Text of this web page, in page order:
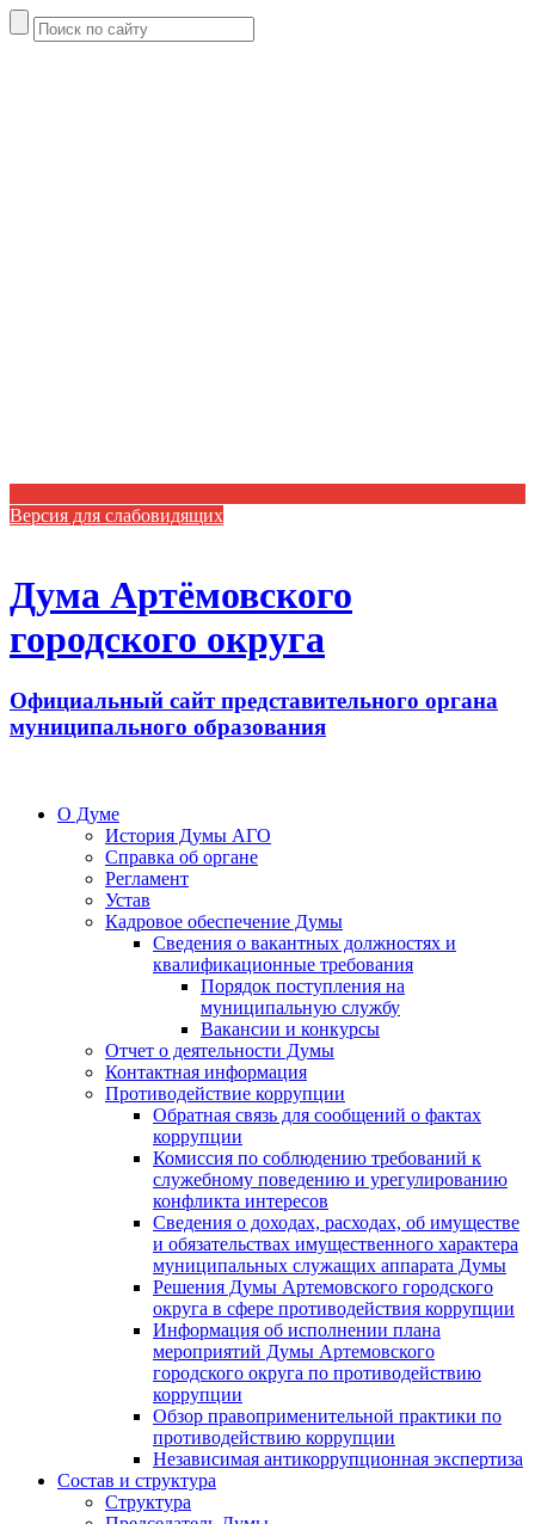
Версия для слабовидящих
Дума Артёмовского
городского округа
Официальный сайт представительного органа
муниципального образования
О Думе
История Думы АГО
Справка об органе
Регламент
Устав
Кадровое обеспечение Думы
Сведения о вакантных должностях и
квалификационные требования
Порядок поступления на
муниципальную службу
Вакансии и конкурсы
Отчет о деятельности Думы
Контактная информация
Противодействие коррупции
Обратная связь для сообщений о фактах
коррупции
Комиссия по соблюдению требований к
служебному поведению и урегулированию
конфликта интересов
Сведения о доходах, расходах, об имуществе
и обязательствах имущественного характера
муниципальных служащих аппарата Думы
Решения Думы Артемовского городского
округа в сфере противодействия коррупции
Информация об исполнении плана
мероприятий Думы Артемовского
городского округа по противодействию
коррупции
Обзор правоприменительной практики по
противодействию коррупции
Независимая антикоррупционная экспертиза
Состав и структура
Структура